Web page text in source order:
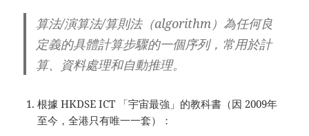
算法/演算法/算則法（algorithm）為任何良
定義的具體計算步驟的一個序列，常用於計
算、資料處理和自動推理。
根據 HKDSE ICT 「宇宙最強」的教科書（因 2009年
至今，全港只有唯一一套）：